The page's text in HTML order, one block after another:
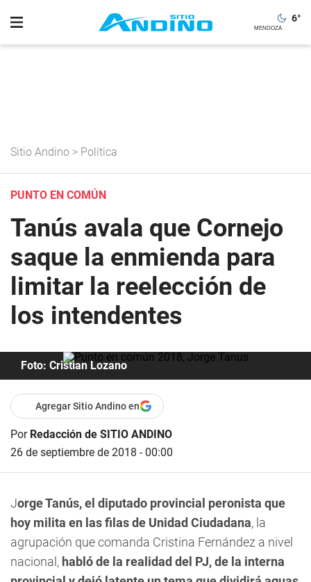
6°
Sitio Andino > Política
PUNTO EN COMÚN
Tanús avala que Cornejo
saque la enmienda para
limitar la reelección de
los intendentes
Foto: Cristian Lozano
Agregar Sitio Andino en
Por Redacción de SITIO ANDINO
26 de septiembre de 2018 - 00:00
Jorge Tanús,el diputado provincial peronista que
hoy milita en las filas de Unidad Ciudadana, la
agrupación que comanda Cristina Fernández a nivel
nacional, habló de la realidad del PJ, de la interna